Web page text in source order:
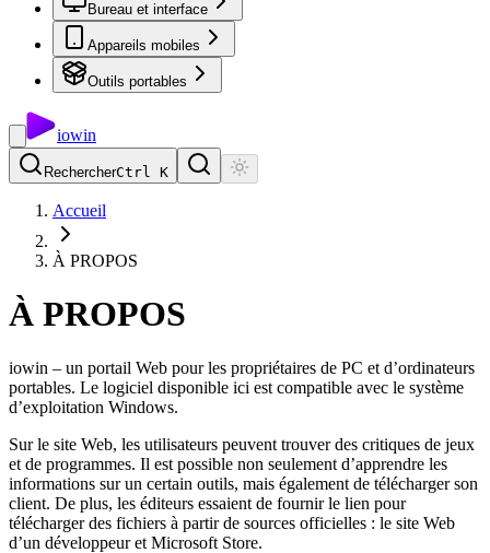
Bureau et interface
Appareils mobiles
Outils portables
iowin
RechercherCtrl K
Accueil
À PROPOS
À PROPOS
iowin – un portail Web pour les propriétaires de PC et d’ordinateurs
portables. Le logiciel disponible ici est compatible avec le système
d’exploitation Windows.
Sur le site Web, les utilisateurs peuvent trouver des critiques de jeux
et de programmes. Il est possible non seulement d’apprendre les
informations sur un certain outils, mais également de télécharger son
client. De plus, les éditeurs essaient de fournir le lien pour
télécharger des fichiers à partir de sources officielles : le site Web
d’un développeur et Microsoft Store.